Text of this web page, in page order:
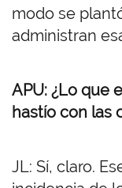
modo se
administran
APU: ¿Lo que
hastío con las
JL: Sí, claro.